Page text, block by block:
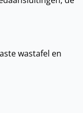
wastafel en